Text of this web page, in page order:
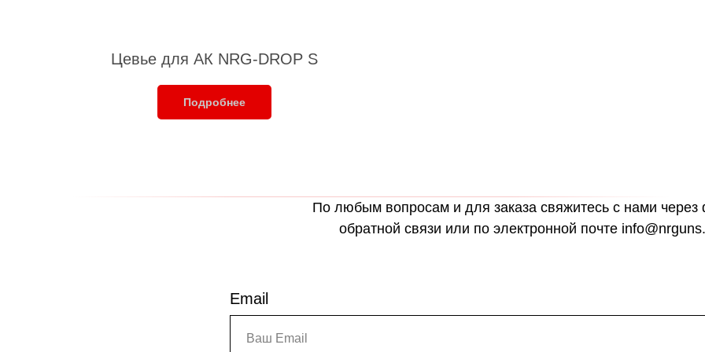
Цевье для АК NRG-DROP S
Подробнее
По любым вопросам и для заказа свяжитесь с нами через
обратной связи или по электронной почте
Email